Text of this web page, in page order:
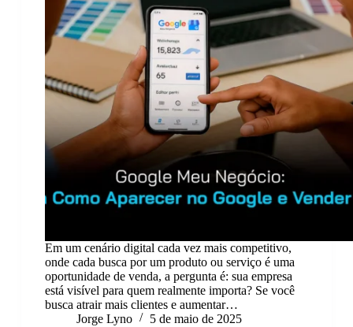
Em um cenário digital cada vez mais competitivo,
onde cada busca por um produto ou serviço é uma
oportunidade de venda, a pergunta é: sua empresa
está visível para quem realmente importa? Se você
busca atrair mais clientes e aumentar…
Jorge Lyno
5 de maio de 2025